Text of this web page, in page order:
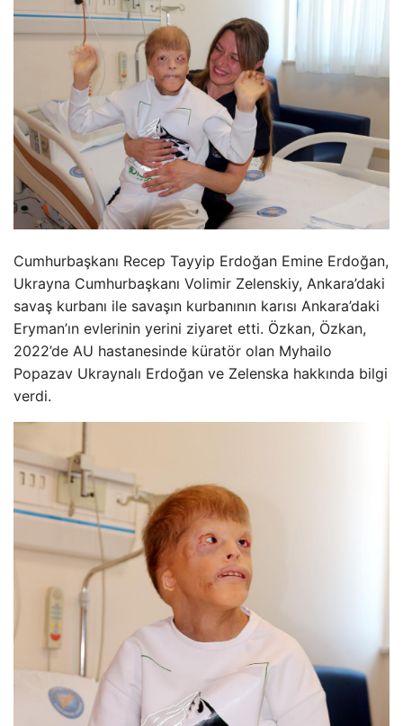
Cumhurbaşkanı Recep Tayyip Erdoğan Emine Erdoğan,
Ukrayna Cumhurbaşkanı Volimir Zelenskiy, Ankara’daki
savaş kurbanı ile savaşın kurbanının karısı Ankara’daki
Eryman’ın evlerinin yerini ziyaret etti. Özkan, Özkan,
2022’de AU hastanesinde küratör olan Myhailo
Popazav Ukraynalı Erdoğan ve Zelenska hakkında bilgi
verdi.